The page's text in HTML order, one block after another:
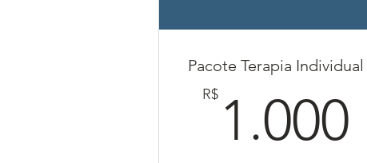
Pacote Terapia Individual
R$ 1.000